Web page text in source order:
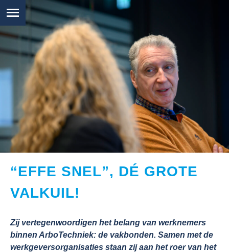
“EFFE SNEL”, DÉ GROTE
VALKUIL!
Zij vertegenwoordigen het belang van werknemers
binnen ArboTechniek: de vakbonden. Samen met de
werkgeversorganisaties staan zij aan het roer van het